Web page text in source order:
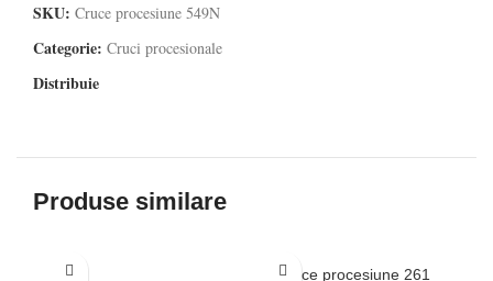
SKU: Cruce procesiune 549N
Categorie: Cruci procesionale
Distribuie
Produse similare
Cruce procesiune 261